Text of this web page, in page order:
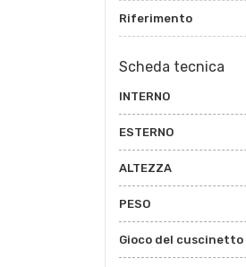
Riferimento
Scheda tecnica
INTERNO
ESTERNO
ALTEZZA
PESO
Gioco del cuscinetto